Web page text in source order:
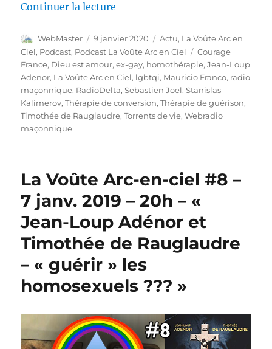
Continuer la lecture
Auteur
WebMaster
Publié
le
9 janvier 2020 Catégories
Actu, La Voûte Arc en
Ciel, Podcast, Podcast La Voûte Arc en Ciel Étiquettes
Courage
France, Dieu est amour,ex-gay, homothérapie,Jean-Loup
Adenor, La Voûte Arc en Ciel, lgbtqi, Mauricio Franco, radio
maçonnique, RadioDelta,Sebastien Joel,Stanislas
Kalimerov,Thérapie de conversion,Thérapie de guérison,
Timothée de Rauglaudre,Torrents de vie,Webradio
maçonnique
La Voûte Arc-en-ciel #8 –
7 janv. 2019 – 20h – «
Jean-Loup Adénor et
Timothée de Rauglaudre
– « guérir » les
homosexuels ??? »